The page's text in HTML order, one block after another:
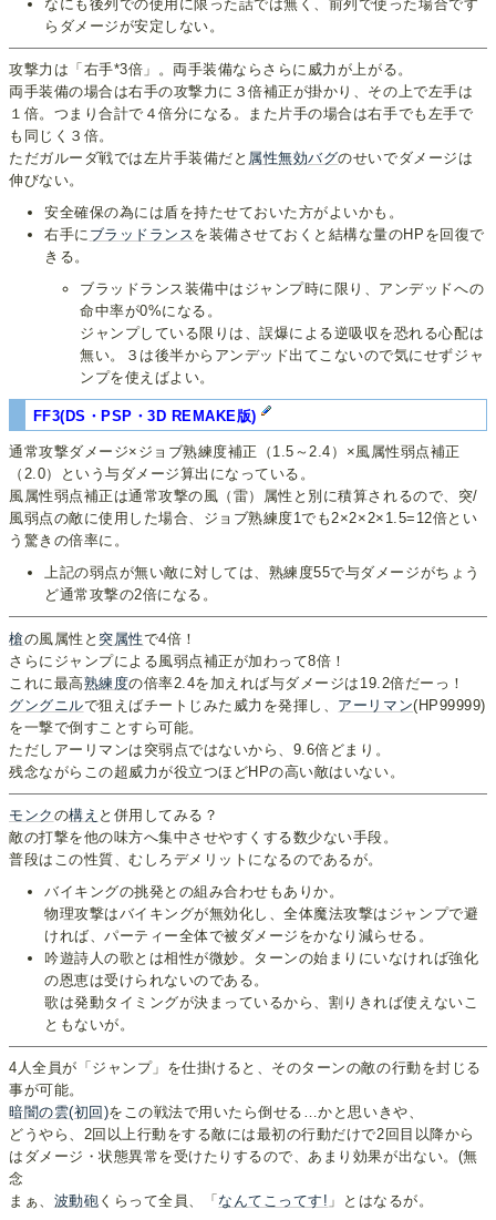
なにも後列での使用に限った話では無く、前列で使った場合です
らダメージが安定しない。
攻撃力は「右手*3倍」。両手装備ならさらに威力が上がる。
両手装備の場合は右手の攻撃力に３倍補正が掛かり、その上で左手は
１倍。つまり合計で４倍分になる。また片手の場合は右手でも左手で
も同じく３倍。
ただガルーダ戦では左片手装備だと 属性無効バグのせいでダメージは
伸びない。
安全確保の為には盾を持たせておいた方がよいかも。
右手に ブラッドランス を装備させておくと結構な量のHPを回復で
きる。
ブラッドランス装備中はジャンプ時に限り、アンデッドへの
命中率が0%になる。
ジャンプしている限りは、誤爆による逆吸収を恐れる心配は
無い。３は後半からアンデッド出てこないので気にせずジャ
ンプを使えばよい。
FF3(DS・PSP・3D REMAKE版)
通常攻撃ダメージ×ジョブ熟練度補正（1.5～2.4）×風属性弱点補正
（2.0）という与ダメージ算出になっている。
風属性弱点補正は通常攻撃の風（雷）属性と別に積算されるので、突/
風弱点の敵に使用した場合、ジョブ熟練度1でも2×2×2×1.5=12倍とい
う驚きの倍率に。
上記の弱点が無い敵に対しては、熟練度55で与ダメージがちょう
ど通常攻撃の2倍になる。
槍の風属性と 突属性で4倍！
さらにジャンプによる風弱点補正が加わって8倍！
これに最高熟練度の倍率2.4を加えれば与ダメージは19.2倍だーっ！
グングニルで狙えばチートじみた威力を発揮し、 アーリマン(HP99999)
を一撃で倒すことすら可能。
ただしアーリマンは突弱点ではないから、9.6倍どまり。
残念ながらこの超威力が役立つほどHPの高い敵はいない。
モンク の構え と併用してみる？
敵の打撃を他の味方へ集中させやすくする数少ない手段。
普段はこの性質、むしろデメリットになるのであるが。
バイキングの挑発との組み合わせもありか。
物理攻撃はバイキングが無効化し、全体魔法攻撃はジャンプで避
ければ、パーティー全体で被ダメージをかなり減らせる。
吟遊詩人の歌とは相性が微妙。ターンの始まりにいなければ強化
の恩恵は受けられないのである。
歌は発動タイミングが決まっているから、割りきれば使えないこ
ともないが。
4人全員が「ジャンプ」を仕掛けると、そのターンの敵の行動を封じる
事が可能。
暗闇の雲(初回)をこの戦法で用いたら倒せる…かと思いきや、
どうやら、2回以上行動をする敵には最初の行動だけで2回目以降から
はダメージ・状態異常を受けたりするので、あまり効果が出ない。(無
念
まぁ、 波動砲 くらって全員、「 なんてこってす! 」とはなるが。